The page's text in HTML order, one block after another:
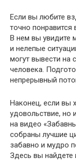
Если вы любите
точно
В нем вы увидите
и нелепые
могут вывести на
человека.
непрерывный
Наконец, если вы
удовольствие, но
на видео
собраны лучшие
забавно и мудро
Здесь вы найдете